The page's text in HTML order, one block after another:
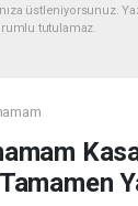
üstleniyorsunuz.
tutulamaz.
Tamamen